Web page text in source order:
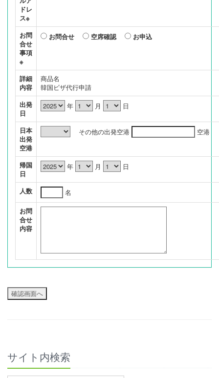
ドレ
ス※
お問
合せ
事項
※
お問合せ 空席確認 お申込
詳細
内容
商品名
韓国ビザ代行申請
出発
日
年 月 日
日本
出発
空港
その他の出発空港 空港
帰国
日
年 月 日
人数
名
お問
合せ
内容
サイト内検索